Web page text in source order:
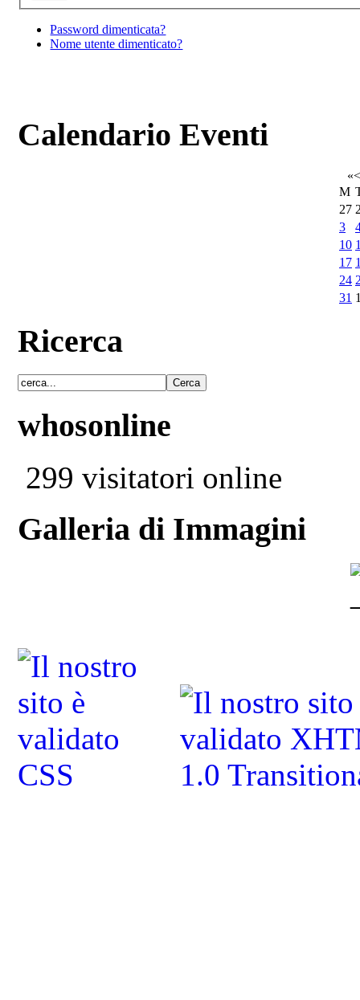
Password dimenticata?
Nome utente dimenticato?
Calendario Eventi
«<
M
27
3
10
17
24
31
Ricerca
whosonline
299 visitatori online
Galleria di Immagini